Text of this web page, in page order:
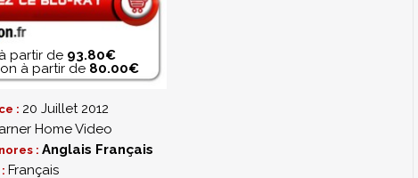
partir de 93.80€
à partir de 80.00€
: 20 Juillet 2012
Home Video
: Anglais Français
Français